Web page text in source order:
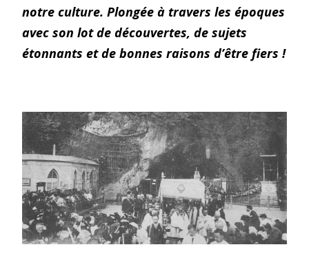
notre culture. Plongée à travers les époques
avec son lot de découvertes, de sujets
étonnants et de bonnes raisons d’être fiers !